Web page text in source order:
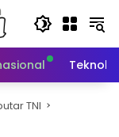
TNI